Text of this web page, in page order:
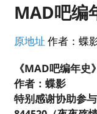
MAD吧编
原地址 作者：蝶
《MAD吧编年史》
作者：蝶影
特别感谢协助参